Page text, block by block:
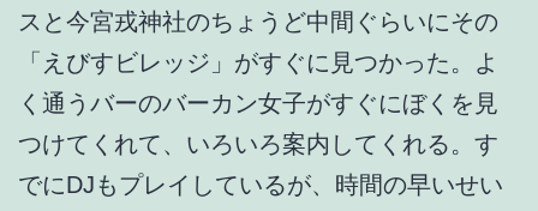
スと今宮戎神社のちょうど中間ぐらいにその
「えびすビレッジ」がすぐに見つかった。よ
く通うバーのバーカン女子がすぐにぼくを見
つけてくれて、いろいろ案内してくれる。す
でにDJもプレイしているが、時間の早いせい